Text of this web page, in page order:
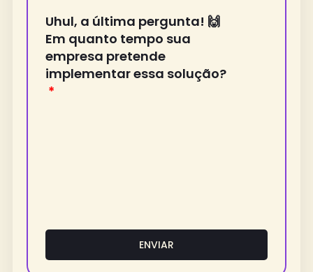
Uhul, a última pergunta! 🙌
Em quanto tempo sua
empresa pretende
implementar essa solução?
ENVIAR